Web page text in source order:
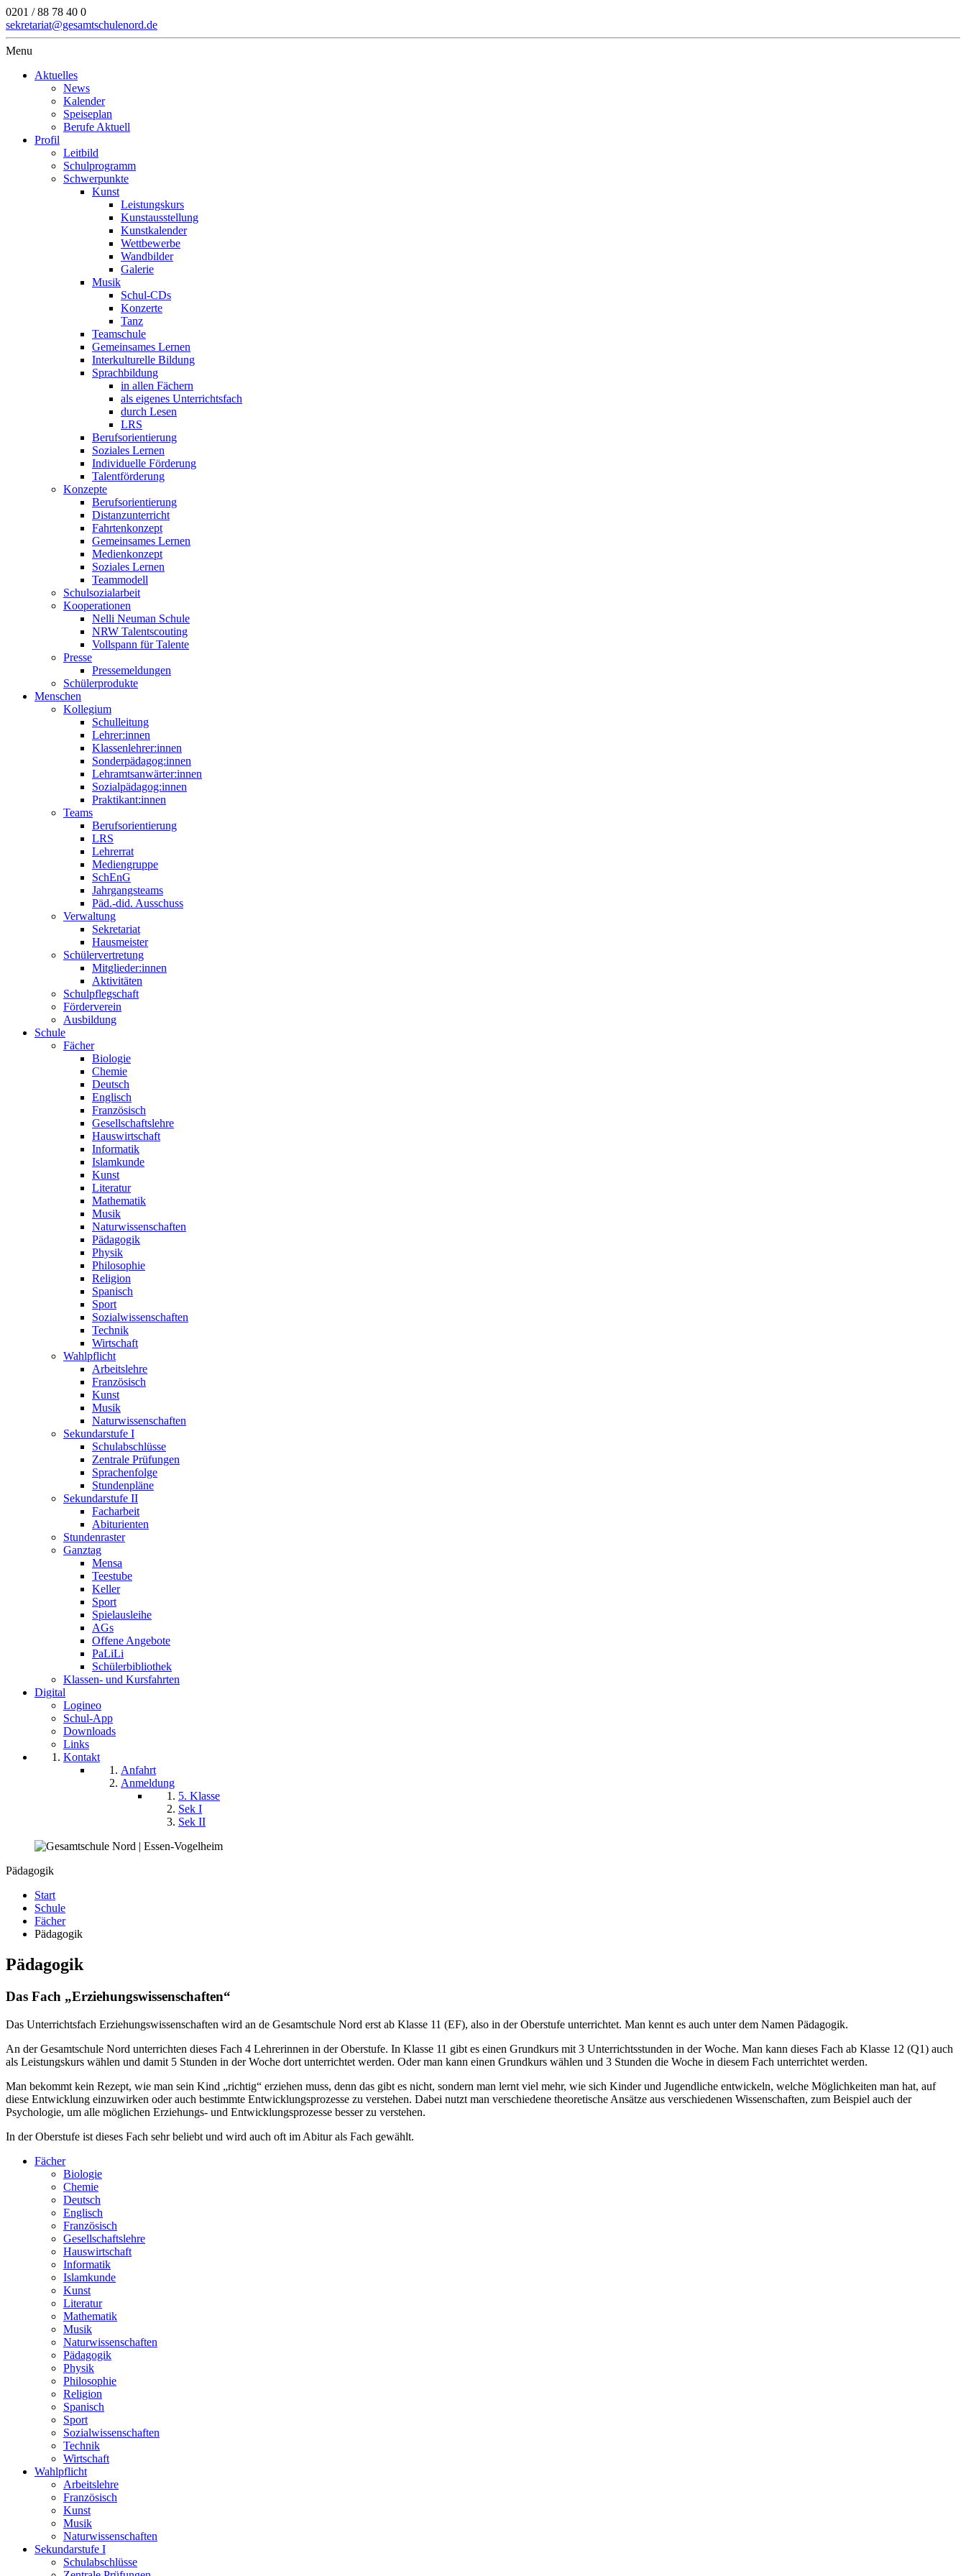
0201 / 88 78 40 0
sekretariat@gesamtschulenord.de
Menu
Aktuelles
News
Kalender
Speiseplan
Berufe Aktuell
Profil
Leitbild
Schulprogramm
Schwerpunkte
Kunst
Leistungskurs
Kunstausstellung
Kunstkalender
Wettbewerbe
Wandbilder
Galerie
Musik
Schul-CDs
Konzerte
Tanz
Teamschule
Gemeinsames Lernen
Interkulturelle Bildung
Sprachbildung
in allen Fächern
als eigenes Unterrichtsfach
durch Lesen
LRS
Berufsorientierung
Soziales Lernen
Individuelle Förderung
Talentförderung
Konzepte
Berufsorientierung
Distanzunterricht
Fahrtenkonzept
Gemeinsames Lernen
Medienkonzept
Soziales Lernen
Teammodell
Schulsozialarbeit
Kooperationen
Nelli Neuman Schule
NRW Talentscouting
Vollspann für Talente
Presse
Pressemeldungen
Schülerprodukte
Menschen
Kollegium
Schulleitung
Lehrer:innen
Klassenlehrer:innen
Sonderpädagog:innen
Lehramtsanwärter:innen
Sozialpädagog:innen
Praktikant:innen
Teams
Berufsorientierung
LRS
Lehrerrat
Mediengruppe
SchEnG
Jahrgangsteams
Päd.-did. Ausschuss
Verwaltung
Sekretariat
Hausmeister
Schülervertretung
Mitglieder:innen
Aktivitäten
Schulpflegschaft
Förderverein
Ausbildung
Schule
Fächer
Biologie
Chemie
Deutsch
Englisch
Französisch
Gesellschaftslehre
Hauswirtschaft
Informatik
Islamkunde
Kunst
Literatur
Mathematik
Musik
Naturwissenschaften
Pädagogik
Physik
Philosophie
Religion
Spanisch
Sport
Sozialwissenschaften
Technik
Wirtschaft
Wahlpflicht
Arbeitslehre
Französisch
Kunst
Musik
Naturwissenschaften
Sekundarstufe I
Schulabschlüsse
Zentrale Prüfungen
Sprachenfolge
Stundenpläne
Sekundarstufe II
Facharbeit
Abiturienten
Stundenraster
Ganztag
Mensa
Teestube
Keller
Sport
Spielausleihe
AGs
Offene Angebote
PaLiLi
Schülerbibliothek
Klassen- und Kursfahrten
Digital
Logineo
Schul-App
Downloads
Links
Kontakt
Anfahrt
Anmeldung
5. Klasse
Sek I
Sek II
Pädagogik
Start
Schule
Fächer
Pädagogik
Pädagogik
Das Fach „Erziehungswissenschaften“
Das Unterrichtsfach Erziehungswissenschaften wird an de Gesamtschule Nord erst ab Klasse 11 (EF), also in der Oberstufe unterrichtet. Man kennt es auch unter dem Namen Pädagogik.
An der Gesamtschule Nord unterrichten dieses Fach 4 Lehrerinnen in der Oberstufe. In Klasse 11 gibt es einen Grundkurs mit 3 Unterrichtsstunden in der Woche. Man kann dieses Fach ab Klasse 12 (Q1) auch
als Leistungskurs wählen und damit 5 Stunden in der Woche dort unterrichtet werden. Oder man kann einen Grundkurs wählen und 3 Stunden die Woche in diesem Fach unterrichtet werden.
Man bekommt kein Rezept, wie man sein Kind „richtig“ erziehen muss, denn das gibt es nicht, sondern man lernt viel mehr, wie sich Kinder und Jugendliche entwickeln, welche Möglichkeiten man hat, auf
diese Entwicklung einzuwirken oder auch bestimmte Entwicklungsprozesse zu verstehen. Dabei nutzt man verschiedene theoretische Ansätze aus verschiedenen Wissenschaften, zum Beispiel auch der
Psychologie, um alle möglichen Erziehungs- und Entwicklungsprozesse besser zu verstehen.
In der Oberstufe ist dieses Fach sehr beliebt und wird auch oft im Abitur als Fach gewählt.
Fächer
Biologie
Chemie
Deutsch
Englisch
Französisch
Gesellschaftslehre
Hauswirtschaft
Informatik
Islamkunde
Kunst
Literatur
Mathematik
Musik
Naturwissenschaften
Pädagogik
Physik
Philosophie
Religion
Spanisch
Sport
Sozialwissenschaften
Technik
Wirtschaft
Wahlpflicht
Arbeitslehre
Französisch
Kunst
Musik
Naturwissenschaften
Sekundarstufe I
Schulabschlüsse